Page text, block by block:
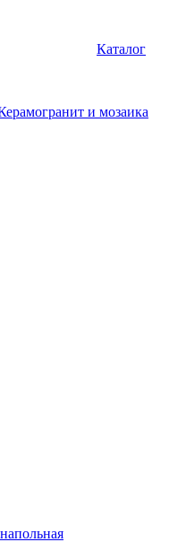
Каталог
и мозаика